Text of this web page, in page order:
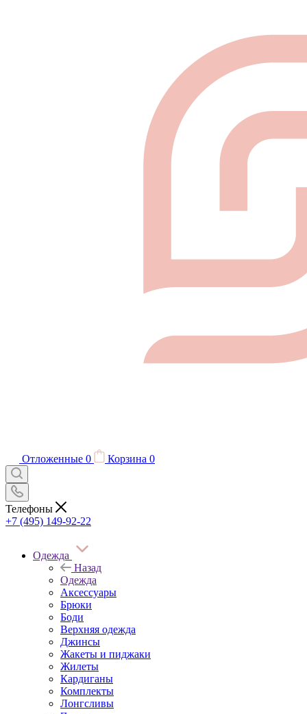
Отложенные 0 Корзина 0
Телефоны
+7 (495) 149-92-22
Одежда
Назад
Одежда
Аксессуары
Брюки
Боди
Верхняя одежда
Джинсы
Жакеты и пиджаки
Жилеты
Кардиганы
Комплекты
Лонгсливы